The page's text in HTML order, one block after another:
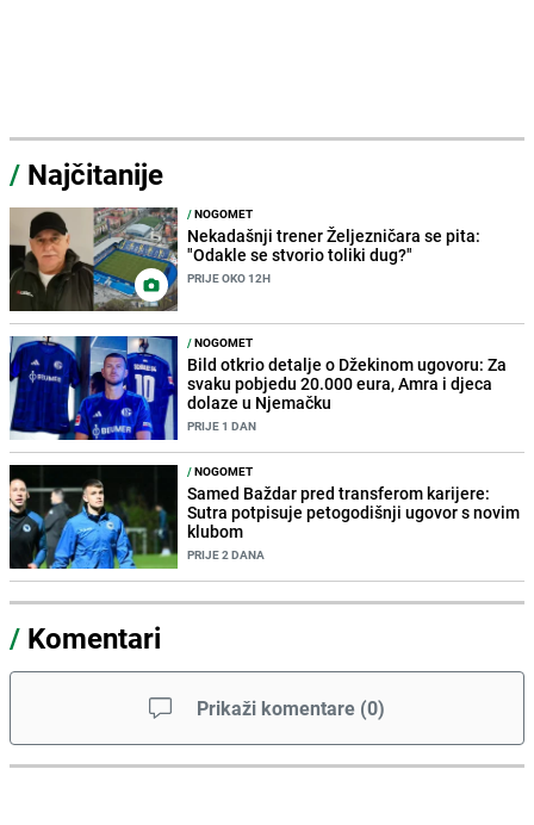
/ Najčitanije
/NOGOMET
Nekadašnji trener Željezničara se pita:
"Odakle se stvorio toliki dug?"
PRIJE OKO 12H
/NOGOMET
Bild otkrio detalje o Džekinom ugovoru: Za
svaku pobjedu 20.000 eura, Amra i djeca
dolaze u Njemačku
PRIJE 1 DAN
/NOGOMET
Samed Baždar pred transferom karijere:
Sutra potpisuje petogodišnji ugovor s novim
klubom
PRIJE 2 DANA
/ Komentari
Prikaži komentare (0)